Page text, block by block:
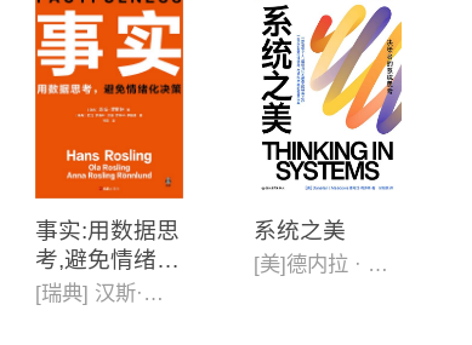
事实:用数据思
考,避免情绪化
决策(新版) [瑞典] 汉斯·罗斯林, 欧拉·罗斯林,安娜·罗斯林·罗朗德
系统之美
[美]德内拉 · 梅多斯(Donella H· Meadows )